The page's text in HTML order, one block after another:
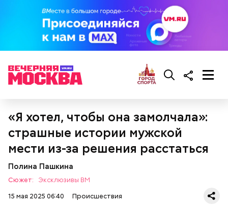
«Я хотел, чтобы она замолчала»:
страшные истории мужской
мести из-за решения расстаться
Полина Пашкина
Сюжет:
Эксклюзивы ВМ
15 мая 2025 06:40
Происшествия